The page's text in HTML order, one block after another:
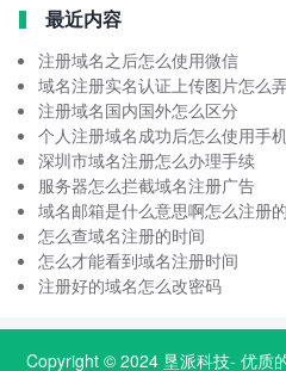
最近内容
注册域名之后怎么使用微信
域名注册实名认证上传图片怎么
注册域名国内国外怎么区分
个人注册域名成功后怎么使用手
深圳市域名注册怎么办理手续
服务器怎么拦截域名注册广告
域名邮箱是什么意思啊怎么注册的
怎么查域名注册的时间
怎么才能看到域名注册时间
注册好的域名怎么改密码
Copyright © 2024 垦派科技- 优质